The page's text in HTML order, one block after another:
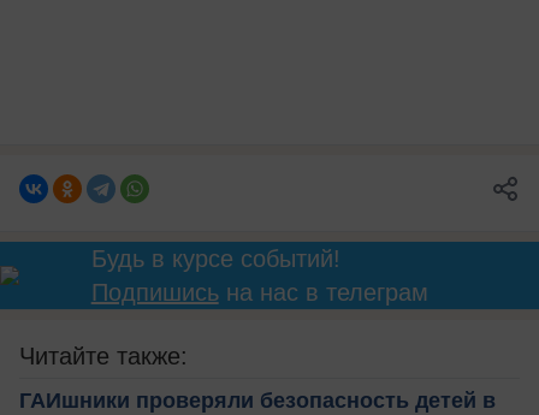
Будь в курсе событий!
Подпишисьна нас в телеграм
Читайте также:
ГАИшники проверяли безопасность детей в